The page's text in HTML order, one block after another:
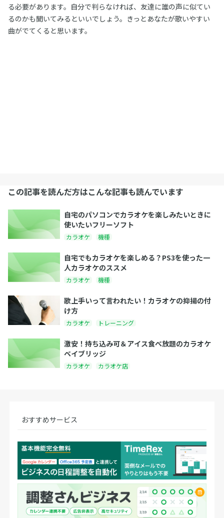
る必要があります。自分で判らなければ、友達に誰の声に似てい
るのかも聞いてみるといいでしょう。きっとあなたが歌いやすい
曲がでてくると思います。
この記事を読んだ方はこんな記事も読んでいます
自宅のパソコンでカラオケを楽しみたいときに
使いたいフリーソフト
カラオケ 機種
自宅でもカラオケを楽しめる？PS3を使った一
人カラオケのススメ
カラオケ 機種
歌上手いって言われたい！カラオケの抑揚の付
け方
カラオケ トレーニング
激安！持ち込み可＆アイス食べ放題のカラオケ
ベイブリッジ
カラオケ カラオケ店
おすすめサービス